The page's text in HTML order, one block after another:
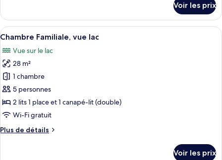
Chambre
Familiale
le
type
de
Chambre
Familiale
Voir les prix
Afficher
toutes
les
photos
pour
ce
type
de
chambre :
Chambre
Une chambre d’hôtel avec un
2
Chambre Familiale, vue lac
Vue sur le lac
28 m²
1 chambre
5 personnes
2 lits 1 place et 1 canapé-lit (double)
Wi-Fi gratuit
Plus de détails
Plus
Voir les prix